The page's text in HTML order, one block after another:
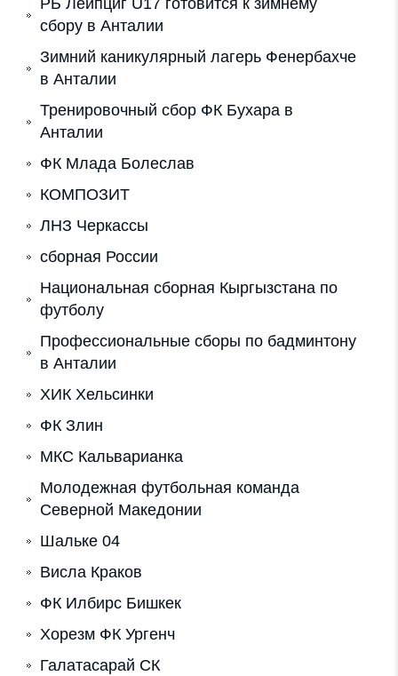
РБ Лейпциг U17 готовится к зимнему
сбору в Анталии
Зимний каникулярный лагерь Фенербахче
в Анталии
Тренировочный сбор ФК Бухара в
Анталии
ФК Млада Болеслав
КОМПОЗИТ
ЛНЗ Черкассы
сборная России
Национальная сборная Кыргызстана по
футболу
Профессиональные сборы по бадминтону
в Анталии
ХИК Хельсинки
ФК Злин
МКС Кальварианка
Молодежная футбольная команда
Северной Македонии
Шальке 04
Висла Краков
ФК Илбирс Бишкек
Хорезм ФК Ургенч
Галатасарай СК